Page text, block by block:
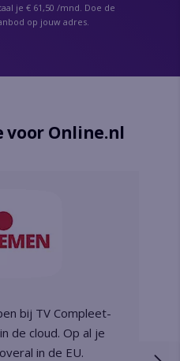
je € 61,50 /mnd. Doe de
op jouw adres.
voor Online.nl
bij TV Compleet-
de cloud. Op al je
in de EU.